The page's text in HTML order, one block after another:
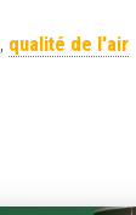
, qualité de l'air